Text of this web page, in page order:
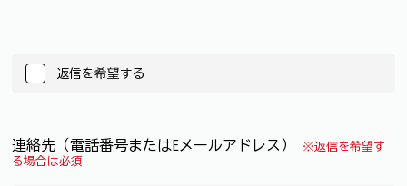
返信を希望する
連絡先（電話番号またはEメールアドレス）
※返信を希望す
る場合は必須